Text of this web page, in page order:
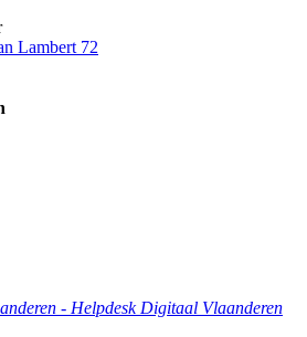
Lambert 72
- Helpdesk Digitaal Vlaanderen